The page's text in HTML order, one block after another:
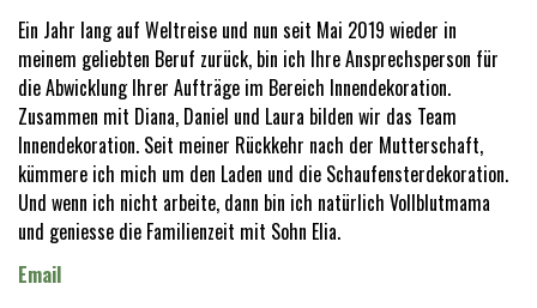
Ein Jahr lang auf Weltreise und nun seit Mai 2019 wieder in
meinem geliebten Beruf zurück, bin ich Ihre Ansprechsperson für
die Abwicklung Ihrer Aufträge im Bereich Innendekoration.
Zusammen mit Diana, Daniel und Laura bilden wir das Team
Innendekoration. Seit meiner Rückkehr nach der Mutterschaft,
kümmere ich mich um den Laden und die Schaufensterdekoration.
Und wenn ich nicht arbeite, dann bin ich natürlich Vollblutmama
und geniesse die Familienzeit mit Sohn Elia.
Email